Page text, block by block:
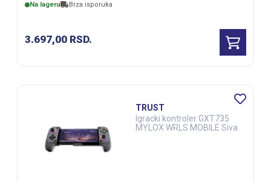
Na lageru Brza isporuka
3.697,00 RSD.
TRUST
Igracki kontroler GXT735
MYLOX WRLS MOBILE Siva